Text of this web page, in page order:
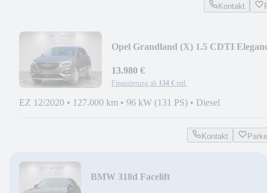
Kontakt
Opel Grandland (X) 1.5 CDTI
13.980 €
Finanzierung ab 134 € mtl.
EZ 12/2020 • 127.000 km • 96 kW (131 PS) • Diesel
Kontakt
BMW 318d Facelift